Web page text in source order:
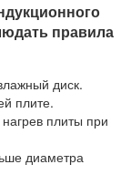
правила
диск.
плите.
плиты при
диаметра